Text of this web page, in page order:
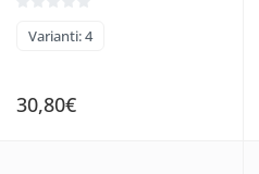
Varianti: 4
30,80€